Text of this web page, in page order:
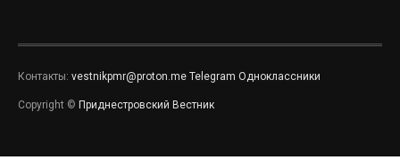
Контакты: vestnikpmr@proton.me Telegram Одноклассники
Copyright © Приднестровский Вестник